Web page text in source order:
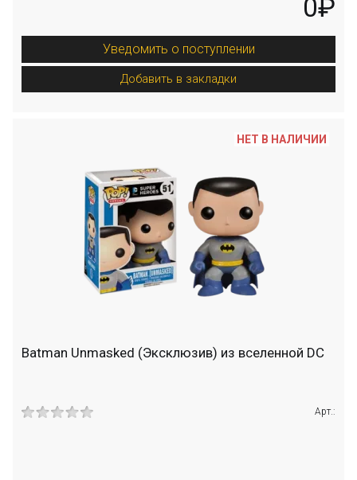
0₽
Уведомить о поступлении
Добавить в закладки
Batman Unmasked (Эксклюзив) из вселенной DC
Арт.:
НЕТ В НАЛИЧИИ